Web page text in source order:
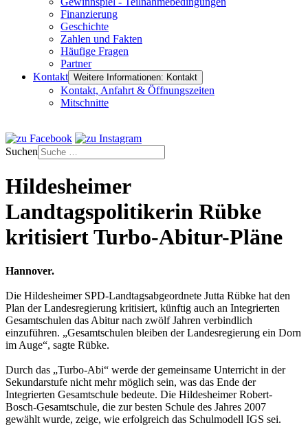
Finanzierung
Geschichte
Zahlen und Fakten
Häufige Fragen
Partner
Kontakt Weitere Informationen: Kontakt
Kontakt, Anfahrt & Öffnungszeiten
Mitschnitte
Suchen
Hildesheimer
Landtagspolitikerin Rübke
kritisiert Turbo-Abitur-Pläne
Hannover.
Die Hildesheimer SPD-Landtagsabgeordnete Jutta Rübke hat den
Plan der Landesregierung kritisiert, künftig auch an Integrierten
Gesamtschulen das Abitur nach zwölf Jahren verbindlich
einzuführen. „Gesamtschulen bleiben der Landesregierung ein Dorn
im Auge“, sagte Rübke.
Durch das „Turbo-Abi“ werde der gemeinsame Unterricht in der
Sekundarstufe nicht mehr möglich sein, was das Ende der
Integrierten Gesamtschule bedeute. Die Hildesheimer Robert-
Bosch-Gesamtschule, die zur besten Schule des Jahres 2007
gewählt wurde, zeige, wie erfolgreich das Schulmodell IGS sei.